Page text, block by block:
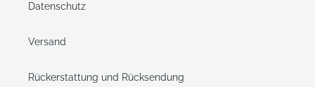
Datenschutz
Versand
Rückerstattung und Rücksendung